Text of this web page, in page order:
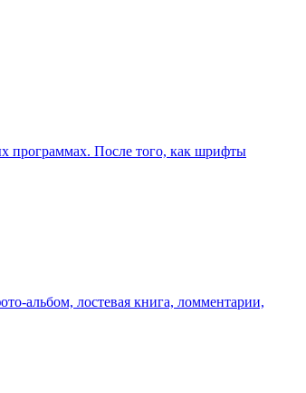
программах. После того, как шрифты
альбом, лостевая книга, ломментарии,